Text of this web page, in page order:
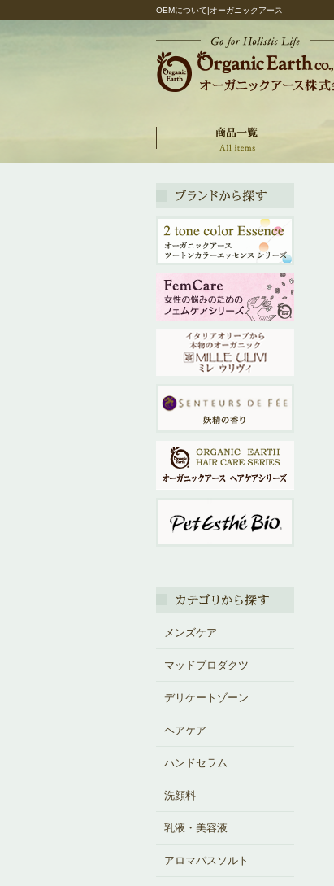
OEMについて|オーガニックアース
メンズケア
マッドプロダクツ
デリケートゾーン
ヘアケア
ハンドセラム
洗顔料
乳液・美容液
アロマバスソルト